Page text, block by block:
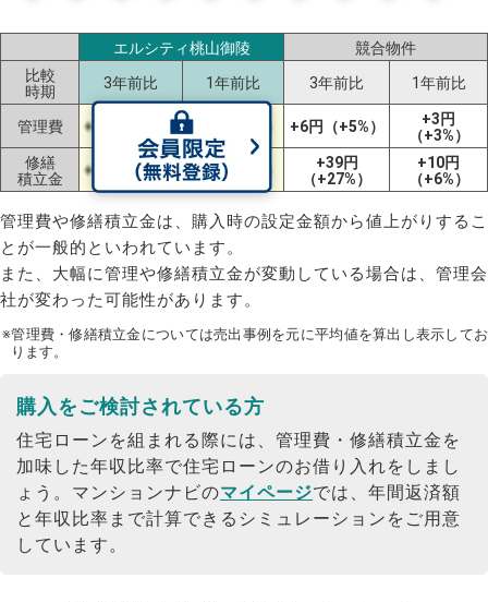
エルシティ桃山御陵
競合物件
比較
時期
3年前比 1年前比 3年前比 1年前比
管理費 +3円（+2%） ±0円（±0%） +6円（+5%）
+3円
（+3%）
修繕
積立金
+4円（+2%） ±0円（±0%）
+39円
（+27%）
+10円
（+6%）
管理費や修繕積立金は、購入時の設定金額から値上がりするこ
とが一般的といわれています。
また、大幅に管理や修繕積立金が変動している場合は、管理会
社が変わった可能性があります。
※管理費・修繕積立金については売出事例を元に平均値を算出し表示してお
ります。
購入をご検討されている方
住宅ローンを組まれる際には、管理費・修繕積立金を
加味した年収比率で住宅ローンのお借り入れをしまし
ょう。 マンションナビのマイページでは、年間返済額
と年収比率まで計算できるシミュレーションをご用意
しています。